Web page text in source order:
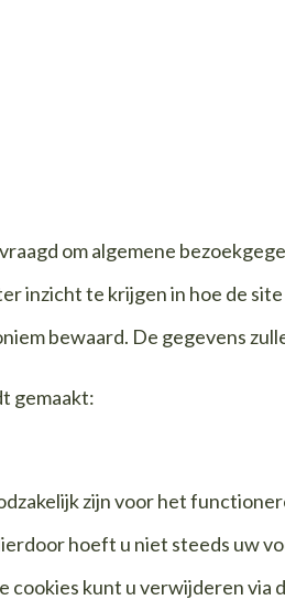
om algemene
inzicht te krijgen in hoe de
bewaard. De gegevens
gemaakt:
zijn voor het
hoeft u niet steeds uw
cookies kunt u verwijderen via